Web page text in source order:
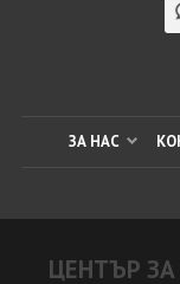
ЗА НАС
ЦЕНТЪР